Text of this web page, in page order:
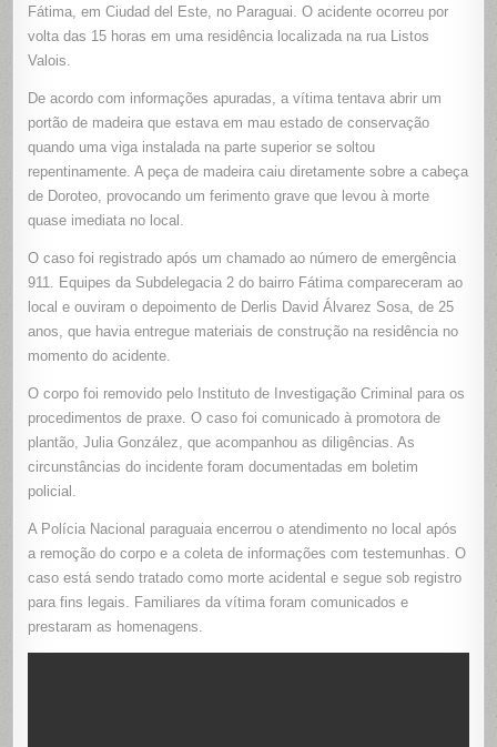
NA
CIUDAD
Fátima, em Ciudad del Este, no Paraguai. O acidente ocorreu por
volta das 15 horas em uma residência localizada na rua Listos
Valois.
De acordo com informações apuradas, a vítima tentava abrir um
portão de madeira que estava em mau estado de conservação
quando uma viga instalada na parte superior se soltou
repentinamente. A peça de madeira caiu diretamente sobre a cabeça
de Doroteo, provocando um ferimento grave que levou à morte
quase imediata no local.
O caso foi registrado após um chamado ao número de emergência
911. Equipes da Subdelegacia 2 do bairro Fátima compareceram ao
local e ouviram o depoimento de Derlis David Álvarez Sosa, de 25
anos, que havia entregue materiais de construção na residência no
momento do acidente.
O corpo foi removido pelo Instituto de Investigação Criminal para os
procedimentos de praxe. O caso foi comunicado à promotora de
plantão, Julia González, que acompanhou as diligências. As
circunstâncias do incidente foram documentadas em boletim
policial.
A Polícia Nacional paraguaia encerrou o atendimento no local após
a remoção do corpo e a coleta de informações com testemunhas. O
caso está sendo tratado como morte acidental e segue sob registro
para fins legais. Familiares da vítima foram comunicados e
prestaram as homenagens.